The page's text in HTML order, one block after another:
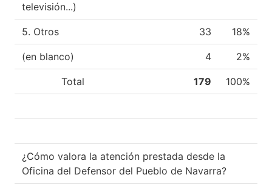
televisión...)
5. Otros 33 18%
(en blanco) 4 2%
Total 179 100%
¿Cómo valora la atención prestada desde la
Oficina del Defensor del Pueblo de Navarra?